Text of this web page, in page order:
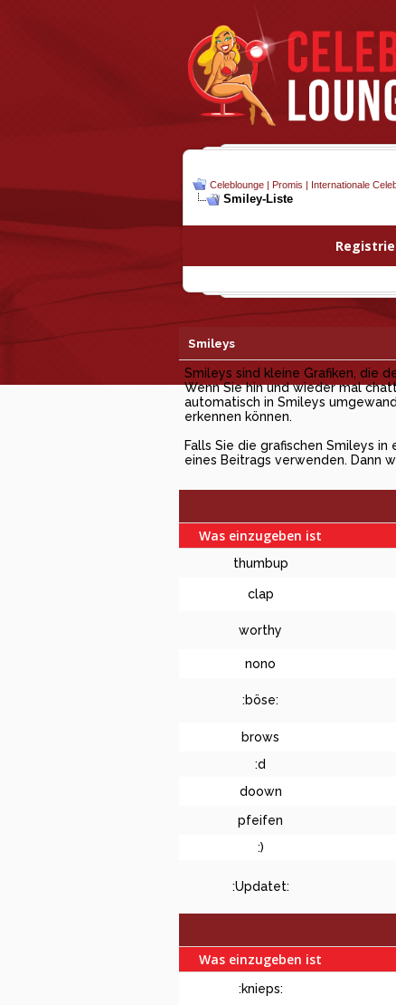
Celeblounge | Promis | Internationale
Smiley-Liste
Smileys
Smileys sind kleine Grafiken, die
Wenn Sie hin und wieder mal
automatisch in Smileys
erkennen können.
Falls Sie die grafischen Smileys
eines Beitrags verwenden. Dann
Was einzugeben ist
thumbup
clap
worthy
nono
:böse:
brows
:d
doown
pfeifen
:)
:Updatet:
Was einzugeben ist
:knieps: